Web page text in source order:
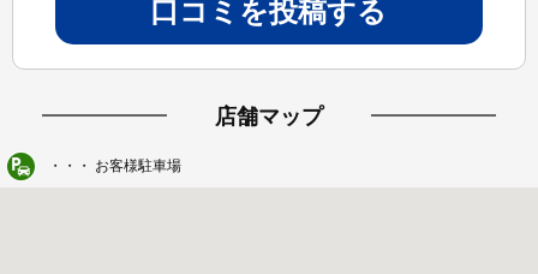
口コミを投稿する
店舗マップ
・・・ お客様駐車場